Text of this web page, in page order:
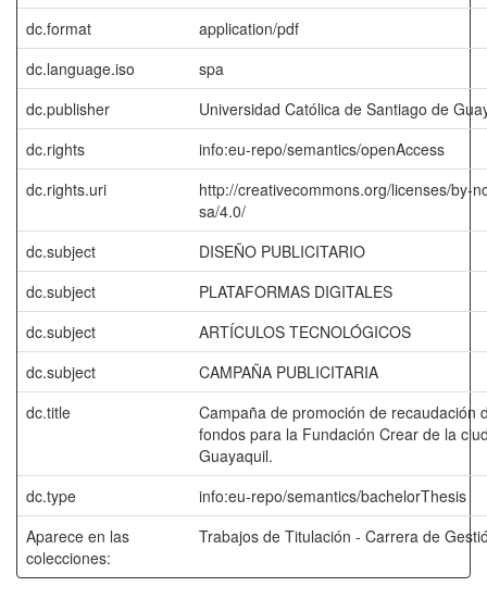
dc.format
application/pdf
dc.language.iso
spa
dc.publisher
Universidad Católica de Santiago de
dc.rights
info:eu-repo/semantics/openAccess
dc.rights.uri
http://creativecommons.org/licenses/by-
sa/4.0/
dc.subject
DISEÑO PUBLICITARIO
dc.subject
PLATAFORMAS DIGITALES
dc.subject
ARTÍCULOS TECNOLÓGICOS
dc.subject
CAMPAÑA PUBLICITARIA
dc.title
Campaña de promoción de recaudación
fondos para la Fundación Crear de la
Guayaquil.
dc.type
info:eu-repo/semantics/bachelorThesis
Aparece en las
colecciones:
Trabajos de Titulación - Carrera de